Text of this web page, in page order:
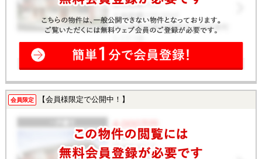
会員限定 【会員様限定で公開中！】